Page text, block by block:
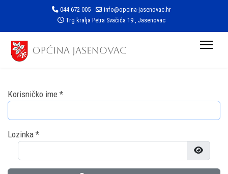
044 672 005
info@opcina-jasenovac.hr
Trg kralja Petra Svačića 19 , Jasenovac
Korisničko ime *
Lozinka *
Prikaži